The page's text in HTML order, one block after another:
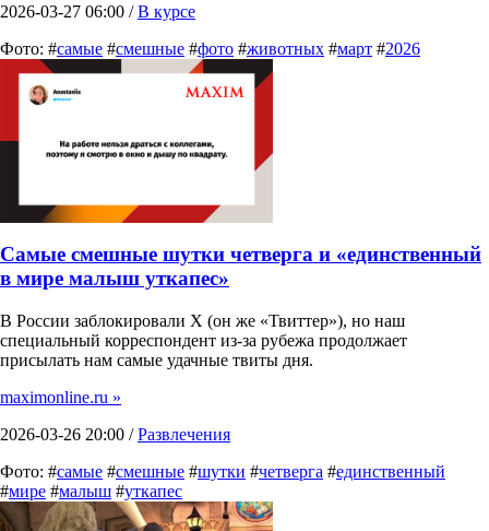
2026-03-27 06:00 /В курсе
Фото: #самые #смешные #фото #животных #март #2026
Самые смешные шутки четверга и «единственный
в мире малыш уткапес»
В России заблокировали X (он же «Твиттер»), но наш
специальный корреспондент из-за рубежа продолжает
присылать нам самые удачные твиты дня.
maximonline.ru »
2026-03-26 20:00 /Развлечения
Фото: #самые #смешные #шутки #четверга #единственный
#мире #малыш #уткапес